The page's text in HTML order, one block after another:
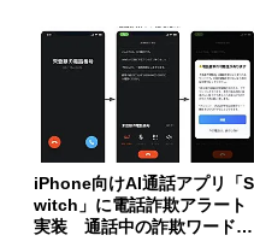
iPhone向けAI通話アプリ「S
witch」に電話詐欺アラート
実装 通話中の詐欺ワードを